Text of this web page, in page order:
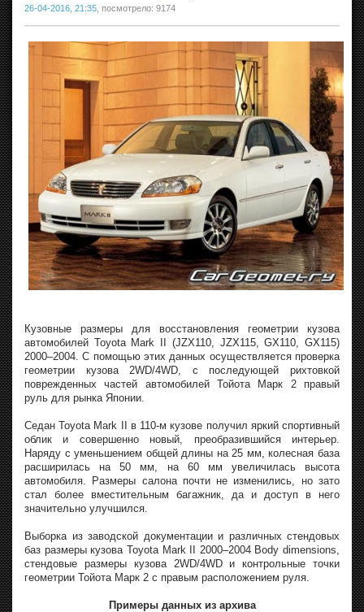
26-04-2016, 21:35 , посмотрело: 9174
Кузовные размеры для восстановления геометрии кузова
автомобилей Toyota Mark II (JZX110, JZX115, GX110, GX115)
2000–2004. С помощью этих данных осуществляется проверка
геометрии кузова 2WD/4WD, с последующей рихтовкой
поврежденных частей автомобилей Тойота Марк 2 правый
руль для рынка Японии.
Седан Toyota Mark II в 110-м кузове получил яркий спортивный
облик и совершенно новый, преобразившийся интерьер.
Наряду с уменьшением общей длины на 25 мм, колесная база
расширилась на 50 мм, на 60 мм увеличилась высота
автомобиля. Размеры салона почти не изменились, но зато
стал более вместительным багажник, да и доступ в него
значительно улучшился.
Выборка из заводской документации и различных стендовых
баз размеры кузова Toyota Mark II 2000–2004 Body dimensions,
стендовые размеры кузова 2WD/4WD и контрольные точки
геометрии Тойота Марк 2 с правым расположением руля.
Примеры данных из архива